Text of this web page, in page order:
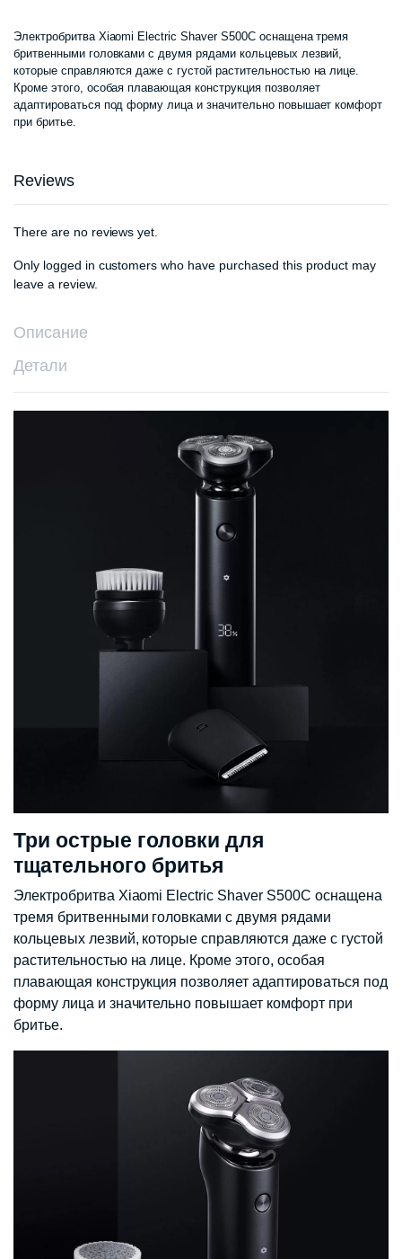
680
640
000 сум.
Электробритва Xiaomi Electric Shaver S500C оснащена тремя
бритвенными головками с двумя рядами кольцевых лезвий,
которые справляются даже с густой растительностью на лице.
Кроме этого, особая плавающая конструкция позволяет
адаптироваться под форму лица и значительно повышает комфорт
при бритье.
Reviews
There are no reviews yet.
Only logged in customers who have purchased this product may
leave a review.
Описание
Детали
Три острые головки для
тщательного бритья
Электробритва Xiaomi Electric Shaver S500C оснащена
тремя бритвенными головками с двумя рядами
кольцевых лезвий, которые справляются даже с густой
растительностью на лице. Кроме этого, особая
плавающая конструкция позволяет адаптироваться под
форму лица и значительно повышает комфорт при
бритье.